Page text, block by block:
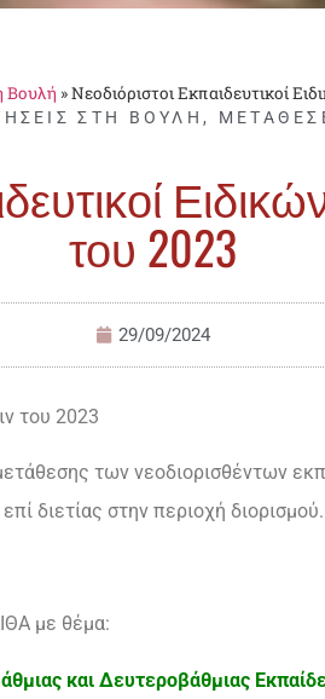
Βουλή »Νεοδιόριστοι Εκπαιδευτικοί
ΣΤΗ ΒΟΥΛΉ ,
του 2023
29/09/2024
του 2023
των νεοδιορισθέντων
διετίας στην περιοχή διορισμού.
με θέμα:
και Δευτεροβάθμιας